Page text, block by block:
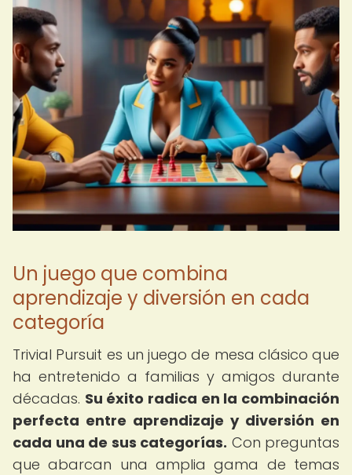
Un juego que combina
aprendizaje y diversión en cada
categoría
Trivial Pursuit es un juego de mesa clásico que
ha entretenido a familias y amigos durante
décadas. Su éxito radica en la combinación
perfecta entre aprendizaje y diversión en
cada una de sus categorías. Con preguntas
que abarcan una amplia gama de temas